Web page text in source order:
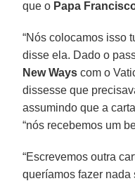
que o Papa
“Nós colocamos isso
disse ela. Dado o
New Ways com o
dissesse que
assumindo que a
“nós recebemos um
“Escrevemos outra
queríamos fazer nada